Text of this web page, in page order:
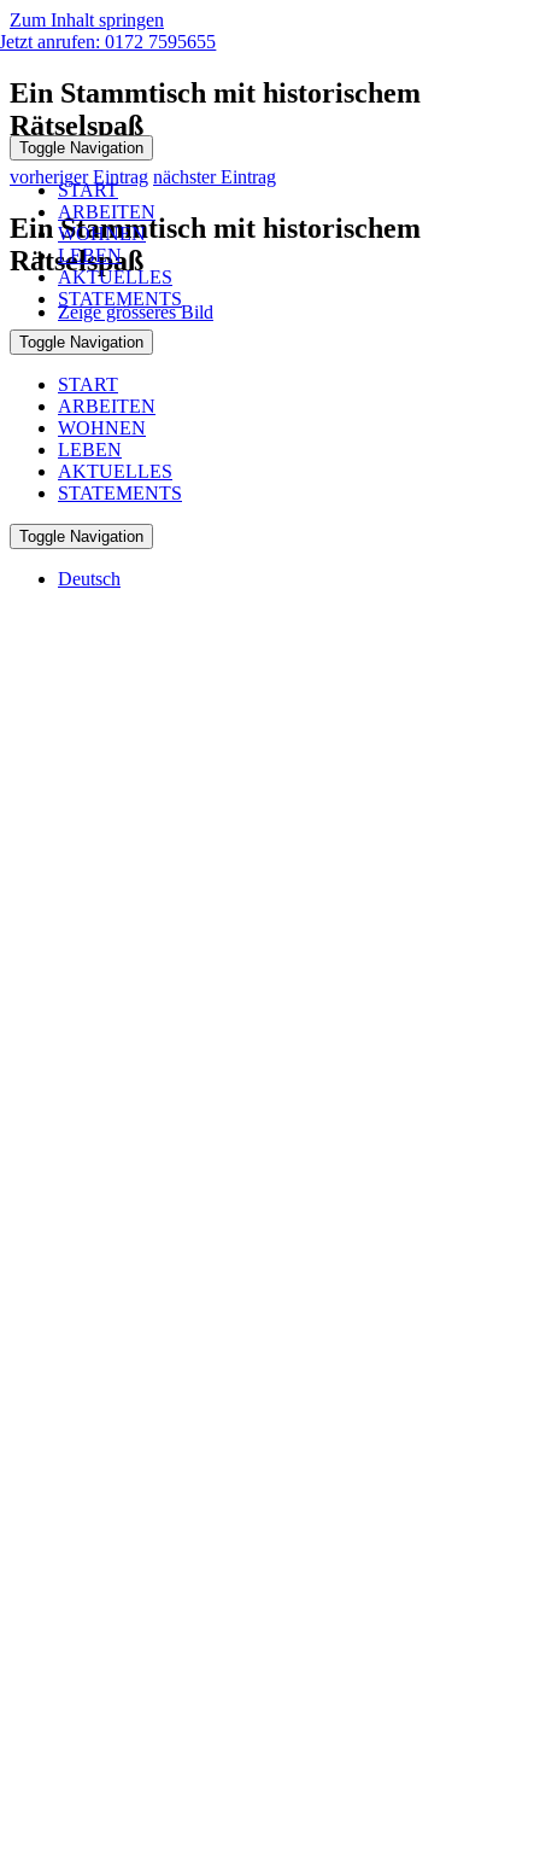
Zum Inhalt springen
Jetzt anrufen: 0172 7595655
Toggle Navigation
START
ARBEITEN
WOHNEN
LEBEN
AKTUELLES
STATEMENTS
Toggle Navigation
START
ARBEITEN
WOHNEN
LEBEN
AKTUELLES
STATEMENTS
Toggle Navigation
Deutsch
Ein Stammtisch mit historischem
Rätselspaß
vorheriger Eintrag nächster Eintrag
Ein Stammtisch mit historischem
Rätselspaß
Zeige grösseres Bild